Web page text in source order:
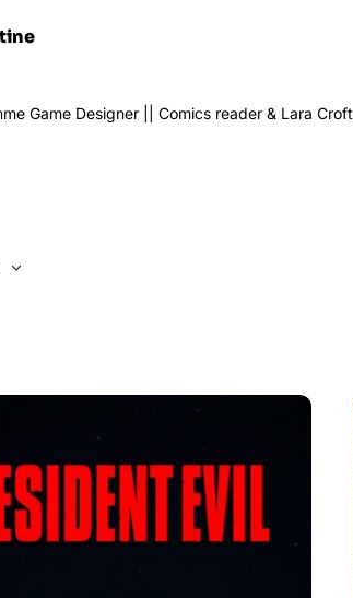
Game Designer || Comics reader & Lara Croft